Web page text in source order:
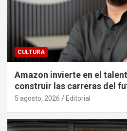
CULTURA
Amazon invierte en el
construir las carreras del
5 agosto, 2026 Editorial